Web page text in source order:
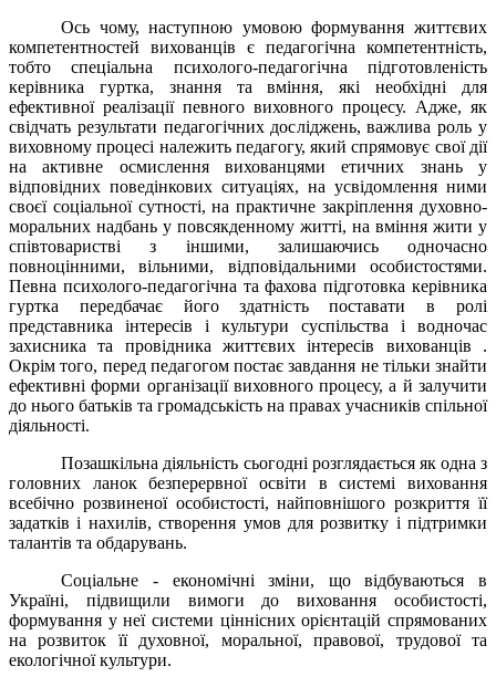
Ось чому, наступною умовою формування життєвих
компетентностей вихованців є педагогічна компетентність,
тобто спеціальна психолого-педагогічна підготовленість
керівника гуртка, знання та вміння, які необхідні для
ефективної реалізації певного виховного процесу. Адже, як
свідчать результати педагогічних досліджень, важлива роль у
виховному процесі належить педагогу, який спрямовує свої дії
на активне осмислення вихованцями етичних знань у
відповідних поведінкових ситуаціях, на усвідомлення ними
своєї соціальної сутності, на практичне закріплення духовно-
моральних надбань у повсякденному житті, на вміння жити у
співтоваристві з іншими, залишаючись одночасно
повноцінними, вільними, відповідальними особистостями.
Певна психолого-педагогічна та фахова підготовка керівника
гуртка передбачає його здатність поставати в ролі
представника інтересів і культури суспільства і водночас
захисника та провідника життєвих інтересів вихованців .
Окрім того, перед педагогом постає завдання не тільки знайти
ефективні форми організації виховного процесу, а й залучити
до нього батьків та громадськість на правах учасників спільної
діяльності.
Позашкільна діяльність сьогодні розглядається як одна з
головних ланок безперервної освіти в системі виховання
всебічно розвиненої особистості, найповнішого розкриття її
задатків і нахилів, створення умов для розвитку і підтримки
талантів та обдарувань.
Соціальне - економічні зміни, що відбуваються в
Україні, підвищили вимоги до виховання особистості,
формування у неї системи ціннісних орієнтацій спрямованих
на розвиток її духовної, моральної, правової, трудової та
екологічної культури.